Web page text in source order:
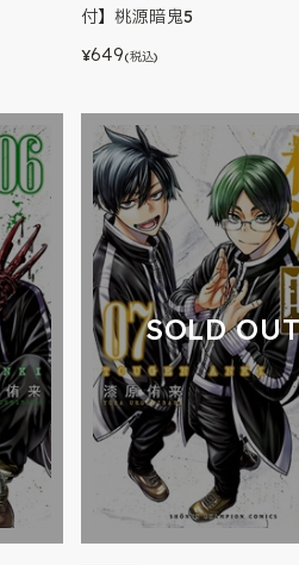
付】桃源暗鬼5
¥649(税込)
SOLD